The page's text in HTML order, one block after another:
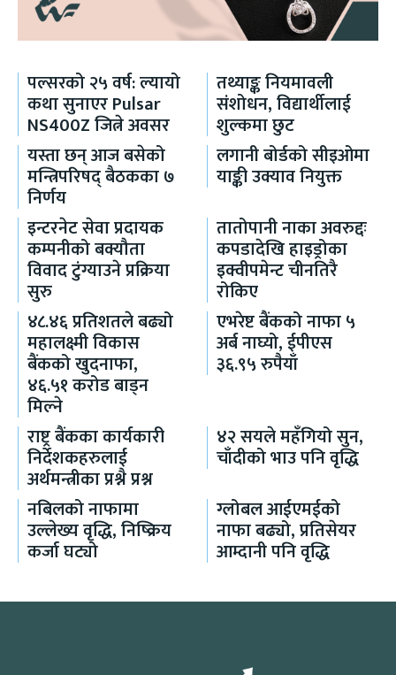
पल्सरको २५ वर्ष: ल्यायो
कथा सुनाएर Pulsar
NS400Z जित्ने अवसर
तथ्याङ्क नियमावली
संशोधन, विद्यार्थीलाई
शुल्कमा छुट
यस्ता छन् आज बसेको
मन्त्रिपरिषद् बैठकका ७
निर्णय
लगानी बोर्डको सीइओमा
याङ्की उक्याव नियुक्त
इन्टरनेट सेवा प्रदायक
कम्पनीको बक्यौता
विवाद टुंग्याउने प्रक्रिया
सुरु
तातोपानी नाका अवरुद्दः
कपडादेखि हाइड्रोका
इक्वीपमेन्ट चीनतिरै
रोकिए
४८.४६ प्रतिशतले बढ्यो
महालक्ष्मी विकास
बैंकको खुदनाफा,
४६.५१ करोड बाड्न
मिल्ने
एभरेष्ट बैंकको नाफा ५
अर्ब नाघ्यो, ईपीएस
३६.९५ रुपैयाँ
राष्ट्र बैंकका कार्यकारी
निर्देशकहरुलाई
अर्थमन्त्रीका प्रश्नै प्रश्न
४२ सयले महँगियो सुन,
चाँदीको भाउ पनि वृद्धि
नबिलको नाफामा
उल्लेख्य वृद्धि, निष्क्रिय
कर्जा घट्यो
ग्लोबल आईएमईको
नाफा बढ्यो, प्रतिसेयर
आम्दानी पनि वृद्धि